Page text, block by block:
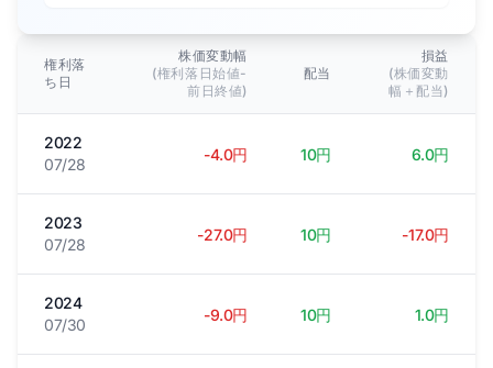
権利落
ち日
株価変動幅
(権利落日始値-
前日終値)
配当
損益
(株価変動
幅＋配当)
2022
07/28
-4.0円 10円 6.0円
2023
07/28
-27.0円 10円 -17.0円
2024
07/30
-9.0円 10円 1.0円